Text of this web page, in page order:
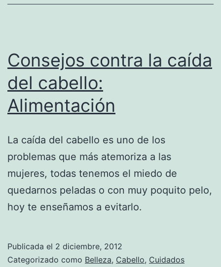
Consejos contra la caída
del cabello:
Alimentación
La caída del cabello es uno de los
problemas que más atemoriza a las
mujeres, todas tenemos el miedo de
quedarnos peladas o con muy poquito pelo,
hoy te enseñamos a evitarlo.
Publicada el 2 diciembre, 2012
Categorizado como Belleza, Cabello, Cuidados